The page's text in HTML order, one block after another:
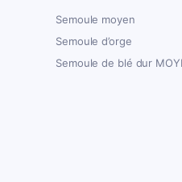
Semoule moyen
Semoule d’orge
Semoule de blé dur